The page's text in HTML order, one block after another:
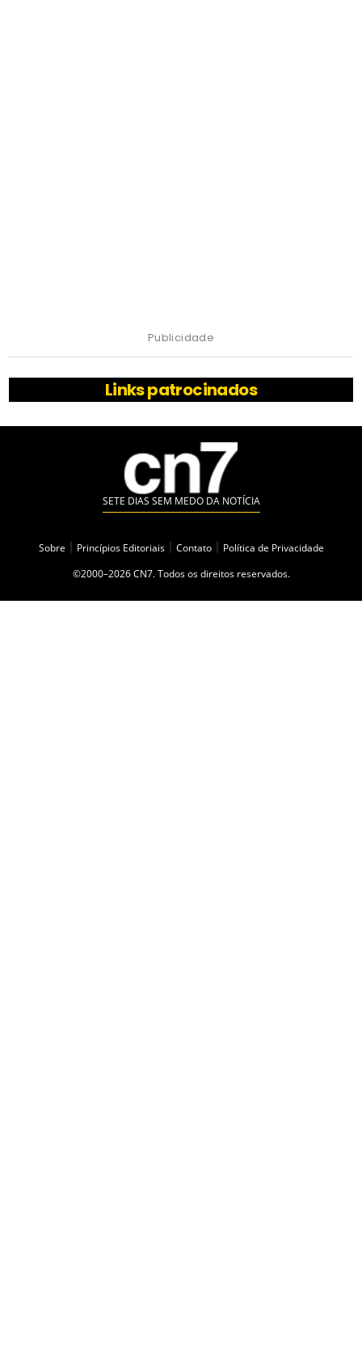
Publicidade
Links patrocinados
SETE DIAS SEM MEDO DA NOTÍCIA
Sobre Princípios Editoriais Contato
Política de Privacidade
©2000–2026 CN7. Todos os direitos reservados.